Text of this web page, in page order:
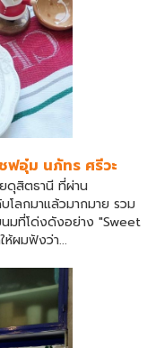
ฟอุ๋ม นภัทร ศรีวะ
ดุสิตธานี ที่ผ่าน
โลกมาแล้วมากมาย รวม
นมที่โด่งดังอย่าง "Sweet
ห้ผมฟังว่า...